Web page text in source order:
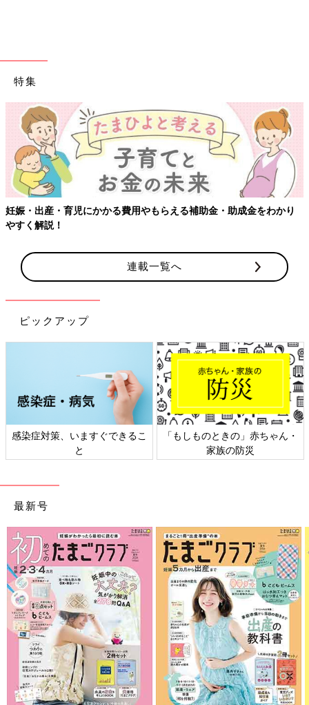
特集
妊娠・出産・育児にかかる費用やもらえる補助金・助成金をわかり
やすく解説！
連載一覧へ
ピックアップ
感染症対策、いますぐできるこ
と
「もしものときの」赤ちゃん・
家族の防災
最新号